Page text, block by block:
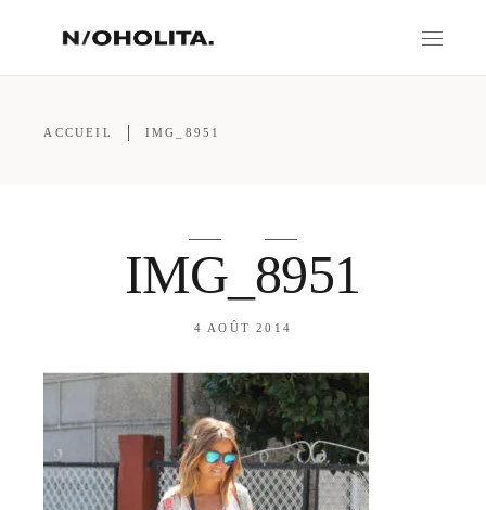
ACCUEIL IMG_8951
IMG_8951
4 AOÛT 2014